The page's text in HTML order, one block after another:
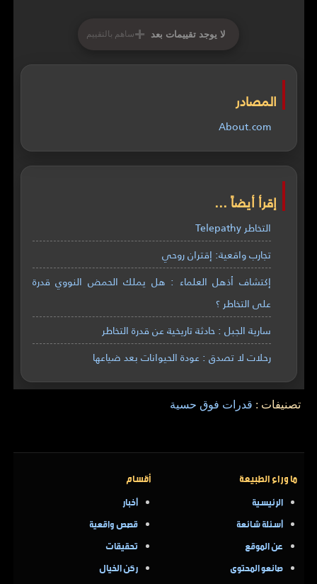
لا يوجد تقييمات بعد +ساهم بالتقييم
المصادر
About.com
إقرأ أيضاً ...
التخاطر Telepathy
تجارب واقعية: إقتران روحي
إكتشاف أذهل العلماء : هل يملك الحمض النووي قدرة
على التخاطر ؟
سارية الجبل : حادثة تاريخية عن قدرة التخاطر
رحلات لا تصدق : عودة الحيوانات بعد ضياعها
تصنيفات : قدرات فوق حسية
ما وراء الطبيعة
الرئيسية
أسئلة شائعة
عن الموقع
صانعو المحتوى
أقسام
أخبار
قصص واقعية
تحقيقات
ركن الخيال